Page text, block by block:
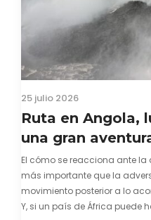
25 julio 2026
Ruta en Angola,
una gran
El cómo se reacciona ante
más importante que la
movimiento posterior a lo
Y, si un país de África puede